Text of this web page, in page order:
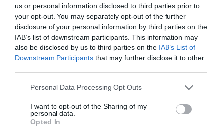
us or personal information disclosed to third parties prior to
your opt-out. You may separately opt-out of the further
disclosure of your personal information by third parties on the
IAB’s list of downstream participants. This information may
also be disclosed by us to third parties on the IAB’s List of
Downstream Participants that may further disclose it to other
Personal Data Processing Opt Outs
I want to opt-out of the Sharing of my
personal data.
Opted In
A
P E L
O
P
O L E
A
P
E L
A
A
L O
E
P
E P
A
E P
E
A
A P